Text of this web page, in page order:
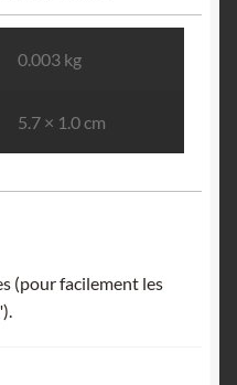
0.003 kg
5.7 × 1.0 cm
(pour facilement les